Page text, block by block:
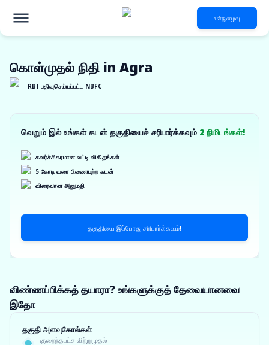
உள்நுழைவு
கொள்முதல் நிதி in Agra
RBI பதிவுசெய்யப்பட்ட NBFC
வெறும் இல் உங்கள் கடன் தகுதியைச் சரிபார்க்கவும் 2 நிமிடங்கள்!
கவர்ச்சிகரமான வட்டி விகிதங்கள்
5 கோடி வரை பிணையற்ற கடன்
விரைவான அனுமதி
தகுதியை இப்போது சரிபார்க்கவும்!
விண்ணப்பிக்கத் தயாரா? உங்களுக்குத் தேவையானவை
இதோ
தகுதி அளவுகோல்கள்
குறைந்தபட்ச விற்றுமுதல்